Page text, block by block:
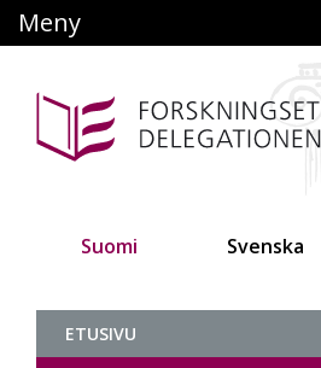
till
Main navigation
Meny
Suomi Svenska
Tutkimuseettinen
ETUSIVU